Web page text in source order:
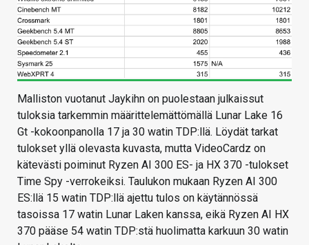
Malliston vuotanut Jaykihn on puolestaan julkaissut
tuloksia tarkemmin määrittelemättömällä Lunar Lake 16
Gt -kokoonpanolla 17 ja 30 watin TDP:llä. Löydät tarkat
tulokset yllä olevasta kuvasta, mutta VideoCardz on
kätevästi poiminut Ryzen AI 300 ES- ja HX 370 -tulokset
Time Spy -verrokeiksi. Taulukon mukaan Ryzen AI 300
ES:llä 15 watin TDP:llä ajettu tulos on käytännössä
tasoissa 17 watin Lunar Laken kanssa, eikä Ryzen AI HX
370 pääse 54 watin TDP:stä huolimatta karkuun 30 watin